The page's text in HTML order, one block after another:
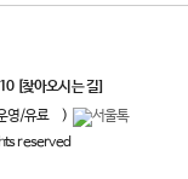
[찾아오시는 길]
영/유료
)
reserved